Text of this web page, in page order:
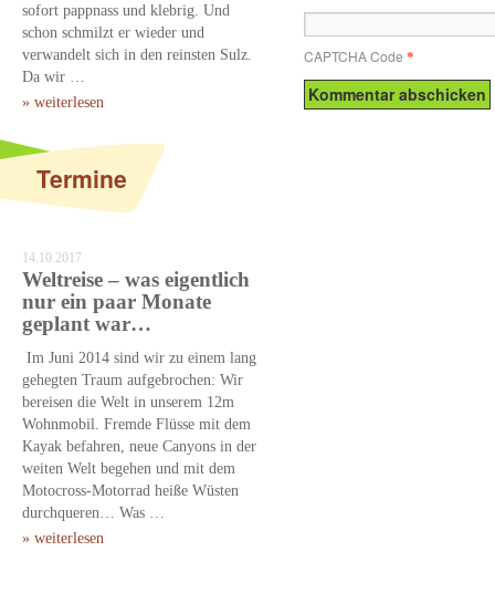
sofort pappnass und klebrig. Und
schon schmilzt er wieder und
verwandelt sich in den reinsten Sulz.
Da wir …
» weiterlesen
Termine
14.10.2017
Weltreise – was eigentlich
nur ein paar Monate
geplant war…
Im Juni 2014 sind wir zu einem lang
gehegten Traum aufgebrochen: Wir
bereisen die Welt in unserem 12m
Wohnmobil. Fremde Flüsse mit dem
Kayak befahren, neue Canyons in der
weiten Welt begehen und mit dem
Motocross-Motorrad heiße Wüsten
durchqueren… Was …
» weiterlesen
CAPTCHA Code *